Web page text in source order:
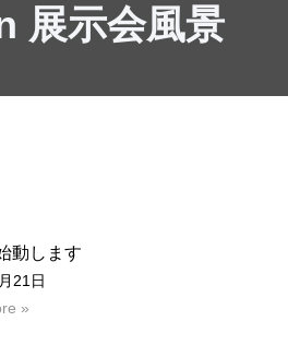
展示会風景
動します
21日
»